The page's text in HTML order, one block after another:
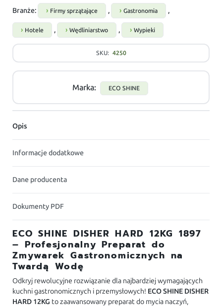
Branże: Firmy sprzątające , Gastronomia ,
Hotele , Wędliniarstwo , Wypieki
SKU: 4250
Marka: ECO SHINE
Opis
Informacje dodatkowe
Dane producenta
Dokumenty PDF
ECO SHINE DISHER HARD 12KG 1897
– Profesjonalny Preparat do
Zmywarek Gastronomicznych na
Twardą Wodę
Odkryj rewolucyjne rozwiązanie dla najbardziej wymagających
kuchni gastronomicznych i przemysłowych! ECO SHINE DISHER
HARD 12KG to zaawansowany preparat do mycia naczyń,